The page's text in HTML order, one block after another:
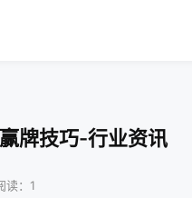
牌技巧-行业资讯
读：1